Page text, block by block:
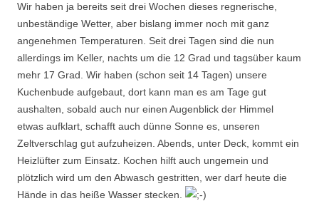
Wir haben ja bereits seit drei Wochen dieses regnerische,
unbeständige Wetter, aber bislang immer noch mit ganz
angenehmen Temperaturen. Seit drei Tagen sind die nun
allerdings im Keller, nachts um die 12 Grad und tagsüber kaum
mehr 17 Grad. Wir haben (schon seit 14 Tagen) unsere
Kuchenbude aufgebaut, dort kann man es am Tage gut
aushalten, sobald auch nur einen Augenblick der Himmel
etwas aufklart, schafft auch dünne Sonne es, unseren
Zeltverschlag gut aufzuheizen. Abends, unter Deck, kommt ein
Heizlüfter zum Einsatz. Kochen hilft auch ungemein und
plötzlich wird um den Abwasch gestritten, wer darf heute die
Hände in das heiße Wasser stecken.